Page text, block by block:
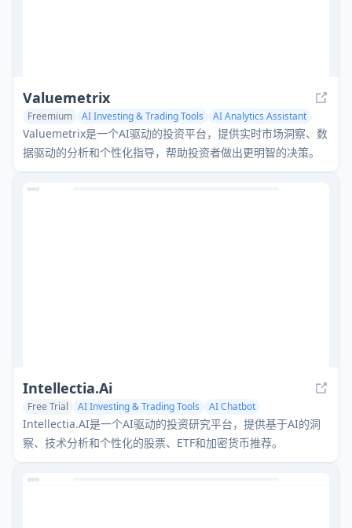
Valuemetrix
Freemium AI Investing & Trading Tools
AI Analytics Assistant
AI Customer Service Assistant
Valuemetrix是一个AI驱动的投资平台，提供实时市场洞察、数
据驱动的分析和个性化指导，帮助投资者做出更明智的决策。
Intellectia.Ai
Free Trial AI Investing & Trading Tools
AI Chatbot
AI Analytics Assistant
Intellectia.AI是一个AI驱动的投资研究平台，提供基于AI的洞
察、技术分析和个性化的股票、ETF和加密货币推荐。